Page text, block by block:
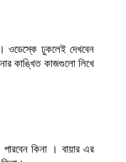
ওডেস্কে ঢুকলেই দেখবেন
কাঙ্খিত কাজগুলো লিখে
কিনা । বায়ার এর